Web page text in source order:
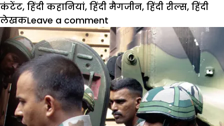
कंटेंट, हिंदी कहानियां, हिंदी मैगजीन, हिंदी रील्स, हिंदी
लेखकLeave a comment
Hindi
Story:
बदलाव